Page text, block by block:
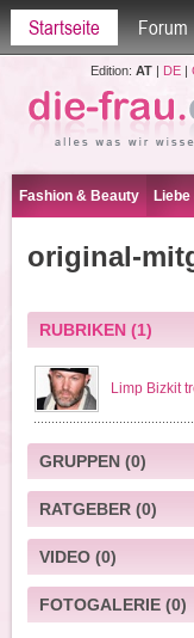
Startseite Forum
Edition: AT| DE|
Fashion & Beauty
original-
RUBRIKEN(1)
Limp Bizkit
GRUPPEN(0)
RATGEBER(0)
VIDEO(0)
FOTOGALERIE(0)